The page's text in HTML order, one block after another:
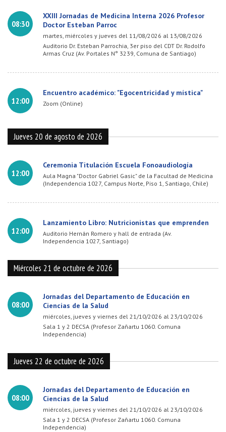
08:30
XXIII Jornadas de Medicina Interna 2026 Profesor
Doctor Esteban Parroc
martes, miércoles y jueves del 11/08/2026 al 13/08/2026
Auditorio Dr. Esteban Parrochia, 3er piso del CDT Dr. Rodolfo
Armas Cruz (Av. Portales N° 3239, Comuna de Santiago)
12:00
Encuentro académico: "Egocentricidad y mística"
Zoom (Online)
Jueves 20 de agosto de 2026
12:00
Ceremonia Titulación Escuela Fonoaudiología
Aula Magna "Doctor Gabriel Gasic" de la Facultad de Medicina
(Independencia 1027, Campus Norte, Piso 1, Santiago, Chile)
12:00
Lanzamiento Libro: Nutricionistas que emprenden
Auditorio Hernán Romero y hall de entrada (Av.
Independencia 1027, Santiago)
Miércoles 21 de octubre de 2026
08:00
Jornadas del Departamento de Educación en
Ciencias de la Salud
miércoles, jueves y viernes del 21/10/2026 al 23/10/2026
Sala 1 y 2 DECSA (Profesor Zañartu 1060. Comuna
Independencia)
Jueves 22 de octubre de 2026
08:00
Jornadas del Departamento de Educación en
Ciencias de la Salud
miércoles, jueves y viernes del 21/10/2026 al 23/10/2026
Sala 1 y 2 DECSA (Profesor Zañartu 1060. Comuna
Independencia)